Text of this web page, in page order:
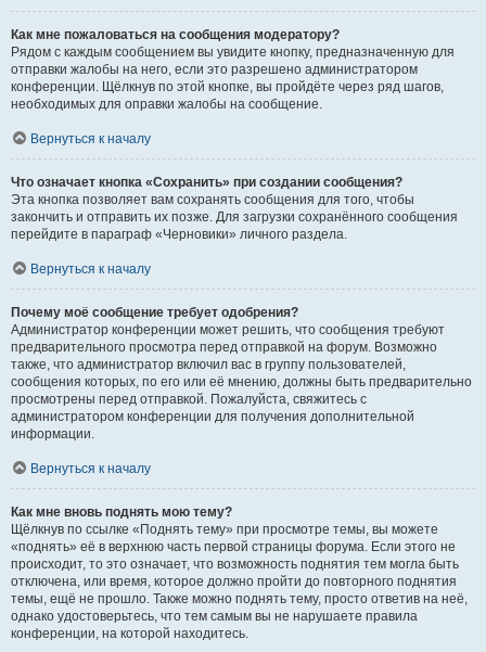
Как мне пожаловаться на сообщения модератору?
Рядом с каждым сообщением вы увидите кнопку, предназначенную для
отправки жалобы на него, если это разрешено администратором
конференции. Щёлкнув по этой кнопке, вы пройдёте через ряд шагов,
необходимых для оправки жалобы на сообщение.
Вернуться к началу
Что означает кнопка «Сохранить» при создании сообщения?
Эта кнопка позволяет вам сохранять сообщения для того, чтобы
закончить и отправить их позже. Для загрузки сохранённого сообщения
перейдите в параграф «Черновики» личного раздела.
Вернуться к началу
Почему моё сообщение требует одобрения?
Администратор конференции может решить, что сообщения требуют
предварительного просмотра перед отправкой на форум. Возможно
также, что администратор включил вас в группу пользователей,
сообщения которых, по его или её мнению, должны быть предварительно
просмотрены перед отправкой. Пожалуйста, свяжитесь с
администратором конференции для получения дополнительной
информации.
Вернуться к началу
Как мне вновь поднять мою тему?
Щёлкнув по ссылке «Поднять тему» при просмотре темы, вы можете
«поднять» её в верхнюю часть первой страницы форума. Если этого не
происходит, то это означает, что возможность поднятия тем могла быть
отключена, или время, которое должно пройти до повторного поднятия
темы, ещё не прошло. Также можно поднять тему, просто ответив на неё,
однако удостоверьтесь, что тем самым вы не нарушаете правила
конференции, на которой находитесь.